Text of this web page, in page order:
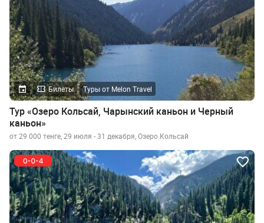
Билеты Туры от Melon Travel
Тур «Озеро Кольсай, Чарынский каньон и Черный
каньон»
от 29 000 тенге, 29 июля - 31 декабря, Озеро Кольсай